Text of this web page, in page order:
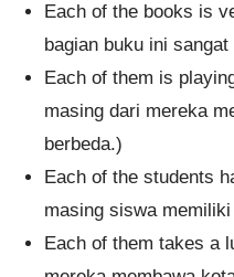
Each of the books is
bagian buku ini
Each of them is
masing dari mereka
berbeda.)
Each of the students
masing siswa
Each of them takes a